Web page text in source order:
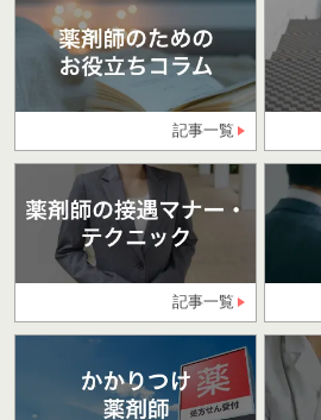
記事一覧
記事一覧